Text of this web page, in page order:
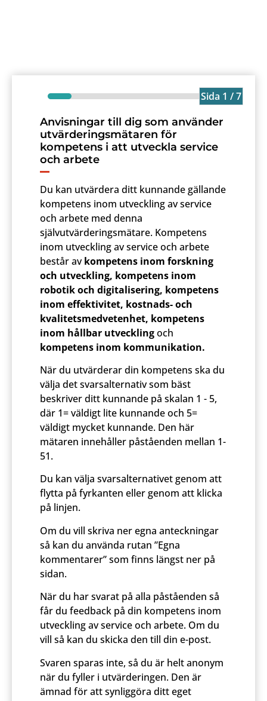
Sida 1 / 7
Anvisningar till dig som använder
utvärderingsmätaren för
kompetens i att utveckla service
och arbete
Du kan utvärdera ditt kunnande gällande
kompetens inom utveckling av service
och arbete med denna
självutvärderingsmätare. Kompetens
inom utveckling av service och arbete
består avkompetens inom forskning
och utveckling, kompetens inom
robotik och digitalisering, kompetens
inom effektivitet, kostnads- och
kvalitetsmedvetenhet, kompetens
inom hållbar utvecklingoch
kompetens inom kommunikation.
När du utvärderar din kompetens ska du
välja det svarsalternativ som bäst
beskriver ditt kunnande på skalan 1 - 5,
där 1= väldigt lite kunnande och 5=
väldigt mycket kunnande. Den här
mätaren innehåller påståenden mellan 1-
51.
Du kan välja svarsalternativet genom att
flytta på fyrkanten eller genom att klicka
på linjen.
Om du vill skriva ner egna anteckningar
så kan du använda rutan ”Egna
kommentarer” som finns längst ner på
sidan.
När du har svarat på alla påståenden så
får du feedback på din kompetens inom
utveckling av service och arbete. Om du
vill så kan du skicka den till din e-post.
Svaren sparas inte, så du är helt anonym
när du fyller i utvärderingen. Den är
ämnad för att synliggöra ditt eget